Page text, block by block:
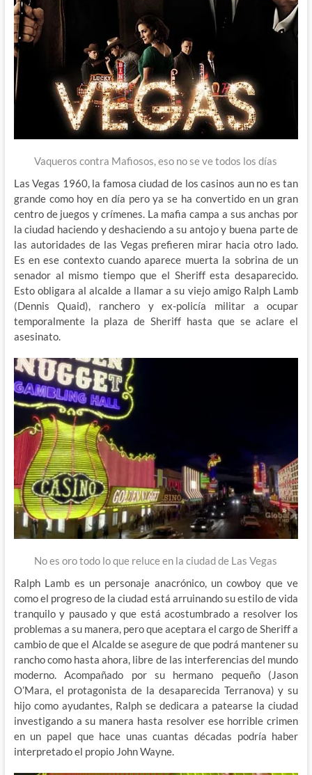
Vaqueros contra Mafiosos, eso no se ve todos los días
Las Vegas 1960, la famosa ciudad de los casinos aun no es tan
grande como hoy en día pero ya se ha convertido en un gran
centro de juegos y crímenes. La mafia campa a sus anchas por
la ciudad haciendo y deshaciendo a su antojo y buena parte de
las autoridades de las Vegas prefieren mirar hacia otro lado.
Es en ese contexto cuando aparece muerta la sobrina de un
senador al mismo tiempo que el Sheriff esta desaparecido.
Esto obligara al alcalde a llamar a su viejo amigo Ralph Lamb
(Dennis Quaid), ranchero y ex-policía militar a ocupar
temporalmente la plaza de Sheriff hasta que se aclare el
asesinato.
No es oro todo lo que reluce en la ciudad de Las Vegas
Ralph Lamb es un personaje anacrónico, un cowboy que ve
como el progreso de la ciudad está arruinando su estilo de vida
tranquilo y pausado y que está acostumbrado a resolver los
problemas a su manera, pero que aceptara el cargo de Sheriff a
cambio de que el Alcalde se asegure de que podrá mantener su
rancho como hasta ahora, libre de las interferencias del mundo
moderno. Acompañado por su hermano pequeño (Jason
O’Mara, el protagonista de la desaparecida Terranova) y su
hijo como ayudantes, Ralph se dedicara a patearse la ciudad
investigando a su manera hasta resolver ese horrible crimen
en un papel que hace unas cuantas décadas podría haber
interpretado el propio John Wayne.